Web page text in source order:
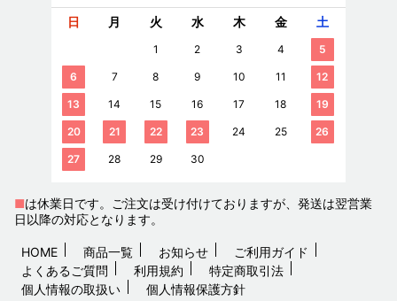
日 月 火 水 木 金 土
1 2 3 4 5
6 7 8 9 10 11 12
13 14 15 16 17 18 19
20 21 22 23 24 25 26
27 28 29 30
■は休業日です。ご注文は受け付けておりますが、発送は翌営業
日以降の対応となります。
HOME 商品一覧 お知らせ
ご利用ガイド
よくあるご質問
利用規約
特定商取引法
個人情報の取扱い
個人情報保護方針